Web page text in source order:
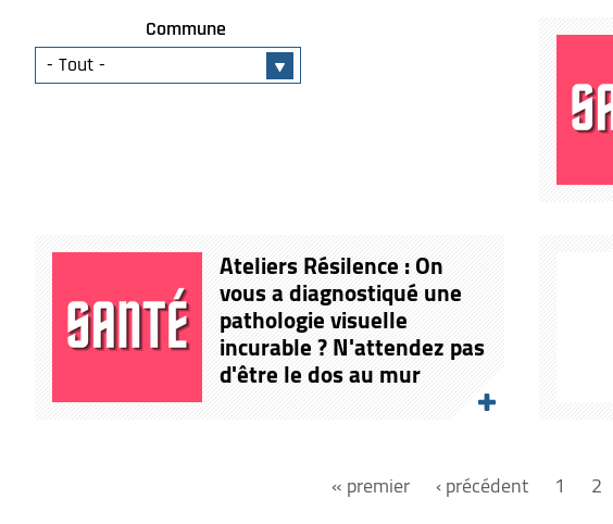
Commune
Ateliers Résilence : On
vous a diagnostiqué une
pathologie visuelle
incurable ? N'attendez pas
d'être le dos au mur
« premier ‹ précédent 1 2